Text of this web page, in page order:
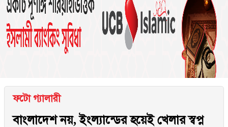
ফটো গ্যালারী
বাংলাদেশ নয়, ইংল্যান্ডের হয়েই খেলার স্বপ্ন